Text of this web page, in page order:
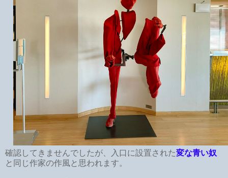
確認してきませんでしたが、入口に設置された変な青い奴
と同じ作家の作風と思われます。